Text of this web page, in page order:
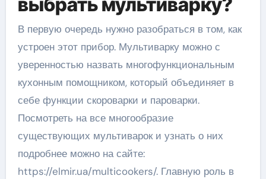
В первую очередь нужно разобраться в том, как
устроен этот прибор. Мультиварку можно с
уверенностью назвать многофункциональным
кухонным помощником, который объединяет в
себе функции скороварки и пароварки.
Посмотреть на все многообразие
существующих мультиварок и узнать о них
подробнее можно на сайте:
https://elmir.ua/multicookers/. Главную роль в